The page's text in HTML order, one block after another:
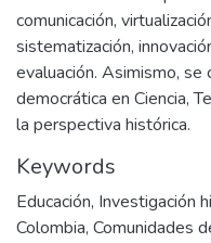
comunicación,
sistematización,
evaluación. Asimismo, se
democrática en Ciencia,
la perspectiva histórica.
Keywords
Educación, Investigación
Colombia, Comunidades